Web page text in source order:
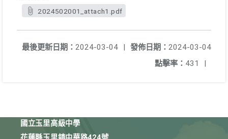
2024502001_attach1.pdf
發佈日期： 2024-03-04
最後更新日期： 2024-03-04
|
點擊率： 431 |
國立玉里高級中學